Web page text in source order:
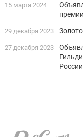
15 марта 2024
29 декабря 2023
27 декабря 2023
России